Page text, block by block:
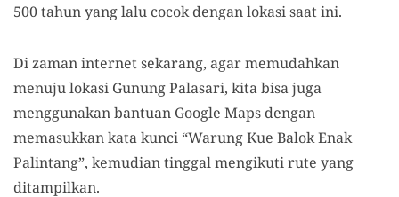
500 tahun yang lalu cocok dengan lokasi saat ini.
Di zaman internet sekarang, agar memudahkan
menuju lokasi Gunung Palasari, kita bisa juga
menggunakan bantuan Google Maps dengan
memasukkan kata kunci “Warung Kue Balok Enak
Palintang”, kemudian tinggal mengikuti rute yang
ditampilkan.